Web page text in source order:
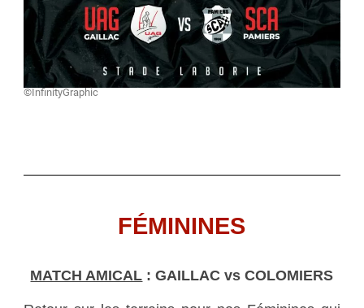
©InfinityGraphic
FÉMININES
MATCH AMICAL : GAILLAC vs COLOMIERS